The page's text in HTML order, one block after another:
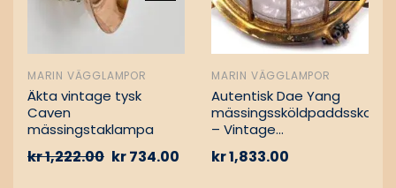
MARIN VÄGGLAMPOR
Äkta vintage tysk
Caven
mässingstaklampa
kr1,222.00 kr734.00
MARIN VÄGGLAMPOR
Autentisk Dae Yang
– Vintage
kr1,833.00